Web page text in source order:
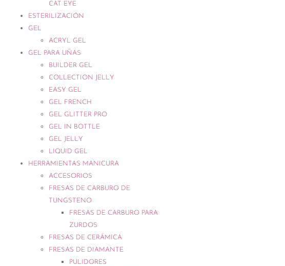
CAT EYE
ESTERILIZACIÓN
GEL
ACRYL GEL
GEL PARA UÑAS
BUILDER GEL
COLLECTION JELLY
EASY GEL
GEL FRENCH
GEL GLITTER PRO
GEL IN BOTTLE
GEL JELLY
LIQUID GEL
HERRAMIENTAS MANICURA
ACCESORIOS
FRESAS DE CARBURO DE
TUNGSTENO
FRESAS DE CARBURO PARA
ZURDOS
FRESAS DE CERÁMICA
FRESAS DE DIAMANTE
PULIDORES